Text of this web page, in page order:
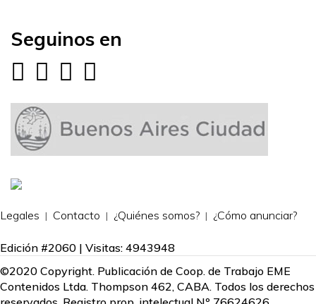
Seguinos en
Legales Contacto ¿Quiénes somos? ¿Cómo anunciar?
Edición #2060 | Visitas: 4943948
©2020 Copyright. Publicación de Coop. de Trabajo EME
Contenidos Ltda. Thompson 462, CABA. Todos los derechos